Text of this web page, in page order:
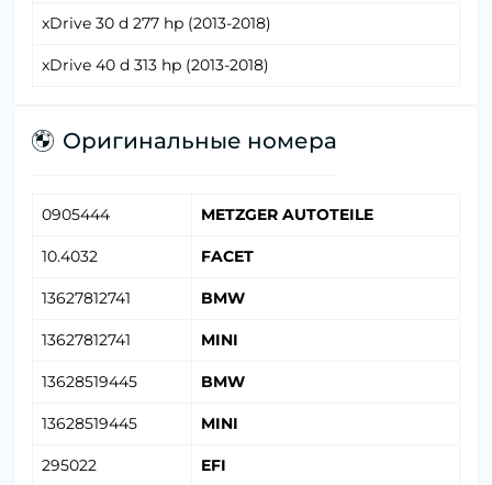
xDrive 30 d 277 hp (2013-2018)
xDrive 40 d 313 hp (2013-2018)
Оригинальные номера
0905444 METZGER AUTOTEILE
10.4032 FACET
13627812741 BMW
13627812741 MINI
13628519445 BMW
13628519445 MINI
295022 EFI